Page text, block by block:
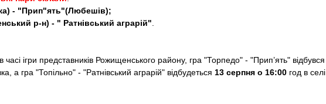
- "Прип"ять"(Любешів);
р-н) - " Ратнівський аграрій"
ігри представників Рожищенського району, гра "Торпедо" - "Прип’ять" відбувся
а гра "Топільно" - "Ратнівський аграрій" відбудеться 13 серпня о 16:00 год в селі